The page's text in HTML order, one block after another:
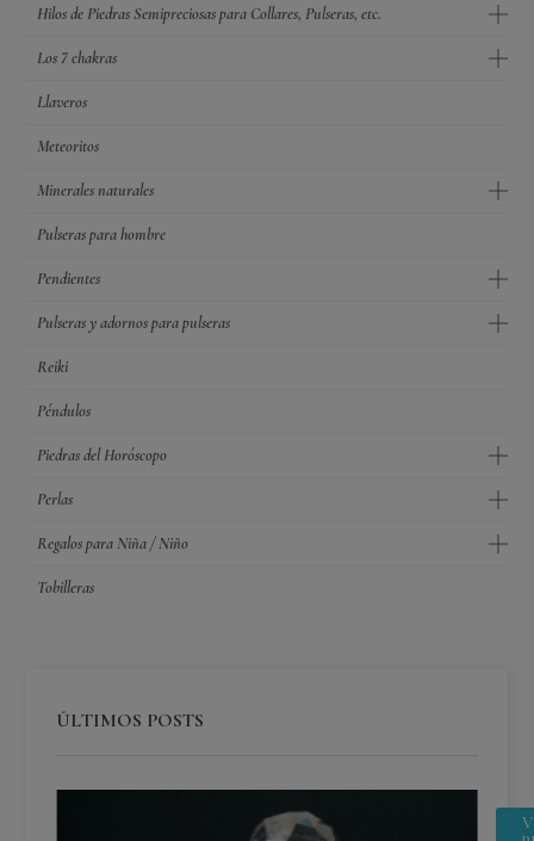
Hilos de Piedras Semipreciosas para Collares, Pulseras, etc.
Los 7 chakras
Llaveros
Meteoritos
Minerales naturales
Pulseras para hombre
Pendientes
Pulseras y adornos para pulseras
Reiki
Péndulos
Piedras del Horóscopo
Perlas
Regalos para Niña / Niño
Tobilleras
ÚLTIMOS POSTS